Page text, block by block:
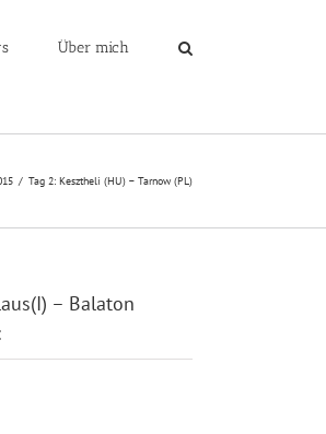
Über mich
/ Tag 2: Kesztheli (HU) – Tarnow (PL)
– Balaton